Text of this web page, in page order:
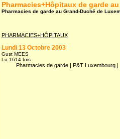
Pharmacies+Hôpitaux de garde
Pharmacies de garde au Grand-Duché de
PHARMACIES+HÔPITAUX
Lundi 13 Octobre 2003
Gust MEES
Lu 1614 fois
Pharmacies de garde | P&T Luxembourg |